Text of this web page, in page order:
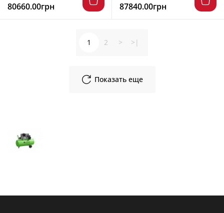
80660.00грн 87840.00грн
Показать еще
1 2 > >|